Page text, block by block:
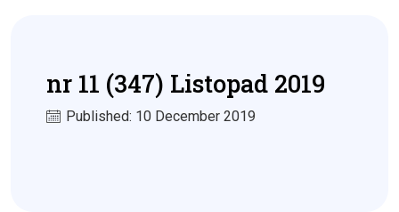
nr 11 (347) Listopad 2019
Published: 10 December 2019